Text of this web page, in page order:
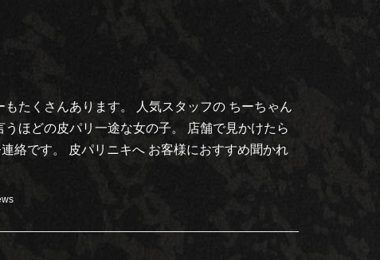
たくさんあります。 人気スタッフの ちーちゃん
ほどの皮パリ一途な女の子。 店舗で見かけたら
絡です。 皮パリニキへ お客様におすすめ聞かれ